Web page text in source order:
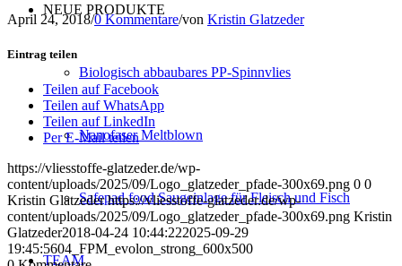
NEUE PRODUKTE
Biologisch abbaubares PP-Spinnvlies
Nanofaser Meltblown
Safepad food Saugeinlage für Fleisch und Fisch
TEAM
April 24, 2018/0 Kommentare/von Kristin Glatzeder
Eintrag teilen
Teilen auf Facebook
Teilen auf WhatsApp
Teilen auf LinkedIn
Per E-Mail teilen
https://vliesstoffe-glatzeder.de/wp-
content/uploads/2025/09/Logo_glatzeder_pfade-300x69.png 0 0
Kristin Glatzeder https://vliesstoffe-glatzeder.de/wp-
content/uploads/2025/09/Logo_glatzeder_pfade-300x69.png Kristin
Glatzeder2018-04-24 10:44:222025-09-29
19:45:5604_FPM_evolon_strong_600x500